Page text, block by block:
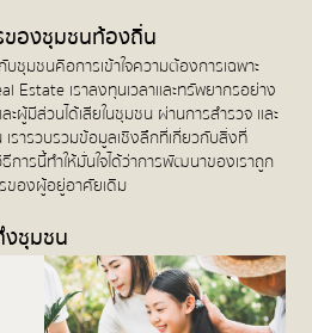
ของชุมชนท้องถิ่น
ชุมชนคือการเข้าใจความต้องการเฉพาะ
เราลงทุนเวลาและทรัพยากรอย่าง
ผู้มีส่วนได้เสียในชุมชน ผ่านการสำรวจ และ
รารวบรวมข้อมูลเชิงลึกที่เกี่ยวกับสิ่งที่
ารนี้ทำให้มั่นใจได้ว่าการพัฒนาของเราถูก
ของผู้อยู่อาศัยเดิม
ชุมชน